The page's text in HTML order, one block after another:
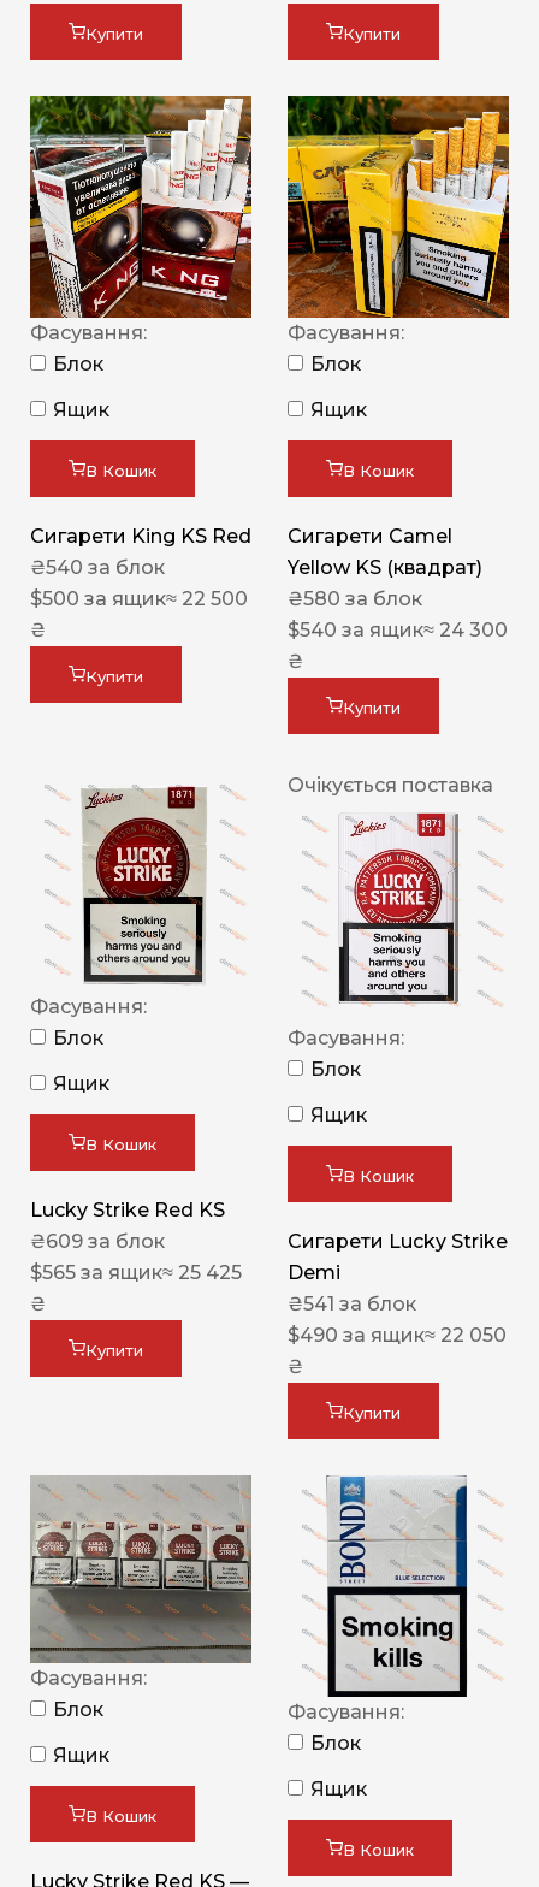
Купити Купити
Фасування:
Блок
Ящик
В Кошик
Сигарети King KS Red
₴540 за блок
$500 за ящик≈ 22 500
₴
Купити
Фасування:
Блок
Ящик
В Кошик
Сигарети Camel
Yellow KS (квадрат)
₴580 за блок
$540 за ящик≈ 24 300
₴
Купити
Фасування:
Блок
Ящик
В Кошик
Lucky Strike Red KS
₴609 за блок
$565 за ящик≈ 25 425
₴
Купити
Очікується поставка
Фасування:
Блок
Ящик
В Кошик
Сигарети Lucky Strike
Demi
₴541 за блок
$490 за ящик≈ 22 050
₴
Купити
Фасування:
Блок
Ящик
В Кошик
Lucky Strike Red KS —
Фасування:
Блок
Ящик
В Кошик